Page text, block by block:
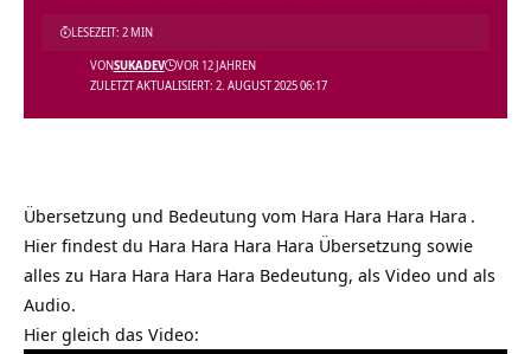
ZULETZT AKTUALISIERT: 2. AUGUST 2025 06:17
VONSUKADEV VOR 12 JAHREN
LESEZEIT: 2 MIN
Übersetzung und Bedeutung vom Hara Hara Hara Hara .
Hier findest du Hara Hara Hara Hara Übersetzung sowie
alles zu Hara Hara Hara Hara Bedeutung, als Video und als
Audio.
Hier gleich das Video: